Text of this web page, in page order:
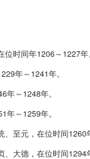
时间年1206～1227年
年～1241年。
～1248年。
～1259年。
至元，在位时间1260
大德，在位时间1294